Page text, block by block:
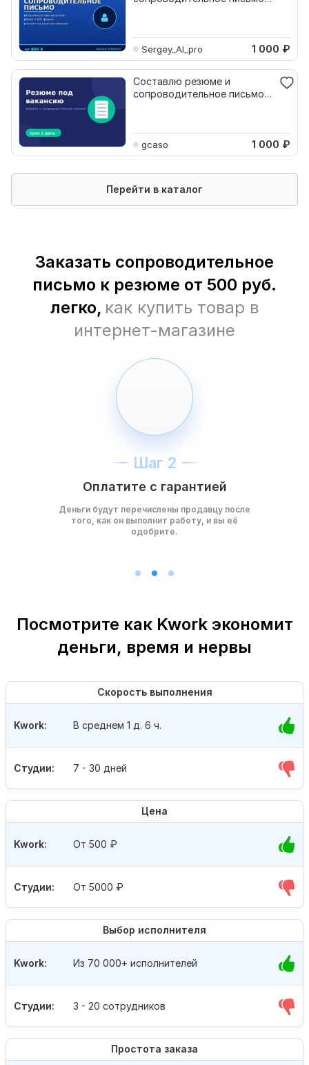
Sergey_AI_pro 1 000 ₽
Составлю резюме и
сопроводительное письмо
gcaso 1 000 ₽
Перейти в каталог
Заказать сопроводительное
письмо к резюме от 500 руб.
легко, как купить товар в
интернет-магазине
Шаг 2
Оплатите с гарантией
Деньги будут перечислены продавцу после
того, как он выполнит работу, и вы её
одобрите.
Посмотрите как Kwork экономит
деньги, время и нервы
Скорость выполнения
Студии: 7 - 30 дней
Kwork: В среднем 1 д. 6 ч.
Цена
Студии: От 5000 ₽
Kwork: От 500 ₽
Выбор исполнителя
Студии: 3 - 20 сотрудников
Kwork: Из 70 000+ исполнителей
Простота заказа